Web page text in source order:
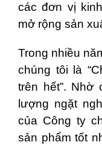
các đơn vị
mở rộng sản
Trong nhiều
chúng tôi là
trên hết”. Nhờ
lượng ngặt
của Công ty
sản phẩm tốt